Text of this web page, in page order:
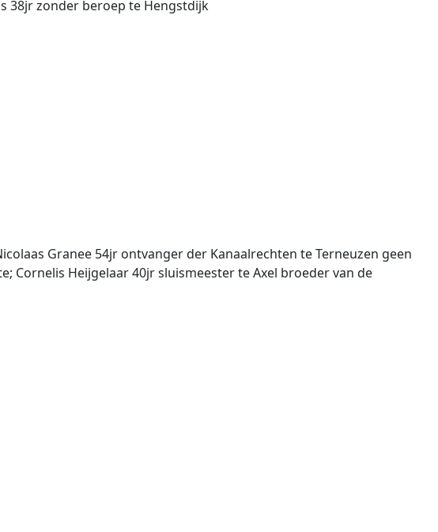
38jr zonder beroep te Hengstdijk
Granee 54jr ontvanger der Kanaalrechten te Terneuzen geen
Cornelis Heijgelaar 40jr sluismeester te Axel broeder van de